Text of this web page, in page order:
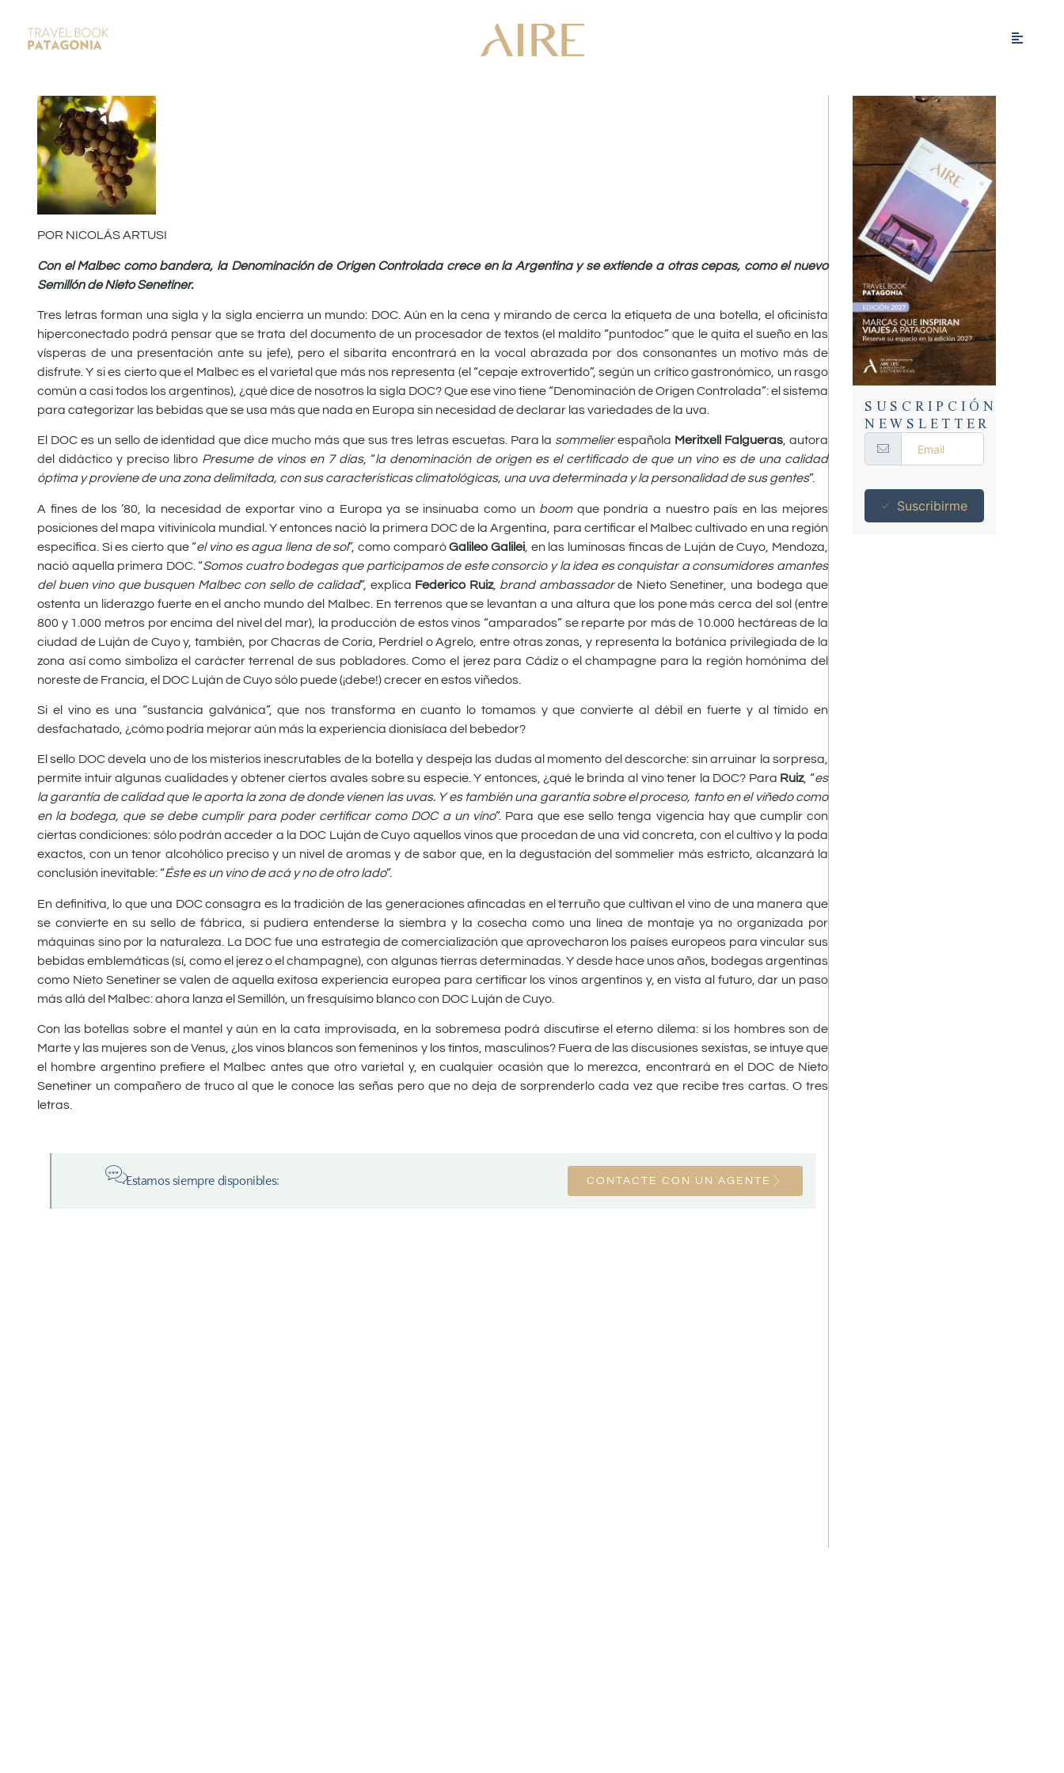
POR NICOLÁS ARTUSI
Con el Malbec como bandera, la Denominación de Origen Controlada crece en la Argentina y se extiende a otras cepas, como el nuevo
Semillón de Nieto Senetiner.
Tres letras forman una sigla y la sigla encierra un mundo: DOC. Aún en la cena y mirando de cerca la etiqueta de una botella, el oficinista
hiperconectado podrá pensar que se trata del documento de un procesador de textos (el maldito “puntodoc” que le quita el sueño en las
vísperas de una presentación ante su jefe), pero el sibarita encontrará en la vocal abrazada por dos consonantes un motivo más de
disfrute. Y si es cierto que el Malbec es el varietal que más nos representa (el “cepaje extrovertido”, según un crítico gastronómico, un rasgo
común a casi todos los argentinos), ¿qué dice de nosotros la sigla DOC? Que ese vino tiene “Denominación de Origen Controlada”: el sistema
para categorizar las bebidas que se usa más que nada en Europa sin necesidad de declarar las variedades de la uva.
El DOC es un sello de identidad que dice mucho más que sus tres letras escuetas. Para la sommelierespañola Meritxell Falgueras, autora
del didáctico y preciso libro Presume de vinos en 7 días, “la denominación de origen es el certificado de que un vino es de una calidad
óptima y proviene de una zona delimitada, con sus características climatológicas, una uva determinada y la personalidad de sus gentes”.
A fines de los ’80, la necesidad de exportar vino a Europa ya se insinuaba como un boomque pondría a nuestro país en las mejores
posiciones del mapa vitivinícola mundial. Y entonces nació la primera DOC de la Argentina, para certificar el Malbec cultivado en una región
específica. Si es cierto que “el vino es agua llena de sol”, como comparóGalileo Galilei , en las luminosas fincas de Luján de Cuyo, Mendoza,
nació aquella primera DOC. “Somos cuatro bodegas que participamos de este consorcio y la idea es conquistar a consumidores amantes
del buen vino que busquen Malbec con sello de calidad”, explica Federico Ruiz, brand ambassadorde Nieto Senetiner, una bodega que
ostenta un liderazgo fuerte en el ancho mundo del Malbec. En terrenos que se levantan a una altura que los pone más cerca del sol (entre
800 y 1.000 metros por encima del nivel del mar), la producción de estos vinos “amparados” se reparte por más de 10.000 hectáreas de la
ciudad de Luján de Cuyo y, también, por Chacras de Coria, Perdriel o Agrelo, entre otras zonas, y representa la botánica privilegiada de la
zona así como simboliza el carácter terrenal de sus pobladores. Como el jerez para Cádiz o el champagne para la región homónima del
noreste de Francia, el DOC Luján de Cuyo sólo puede (¡debe!) crecer en estos viñedos.
Si el vino es una “sustancia galvánica”, que nos transforma en cuanto lo tomamos y que convierte al débil en fuerte y al tímido en
desfachatado, ¿cómo podría mejorar aún más la experiencia dionisíaca del bebedor?
El sello DOC devela uno de los misterios inescrutables de la botella y despeja las dudas al momento del descorche: sin arruinar la sorpresa,
permite intuir algunas cualidades y obtener ciertos avales sobre su especie. Y entonces, ¿qué le brinda al vino tener la DOC? Para Ruiz, “es
la garantía de calidad que le aporta la zona de donde vienen las uvas. Y es también una garantía sobre el proceso, tanto en el viñedo como
en la bodega, que se debe cumplir para poder certificar como DOC a un vino”. Para que ese sello tenga vigencia hay que cumplir con
ciertas condiciones: sólo podrán acceder a la DOC Luján de Cuyo aquellos vinos que procedan de una vid concreta, con el cultivo y la poda
exactos, con un tenor alcohólico preciso y un nivel de aromas y de sabor que, en la degustación del sommelier más estricto, alcanzará la
conclusión inevitable: “Éste es un vino de acá y no de otro lado”.
En definitiva, lo que una DOC consagra es la tradición de las generaciones afincadas en el terruño que cultivan el vino de una manera que
se convierte en su sello de fábrica, si pudiera entenderse la siembra y la cosecha como una línea de montaje ya no organizada por
máquinas sino por la naturaleza. La DOC fue una estrategia de comercialización que aprovecharon los países europeos para vincular sus
bebidas emblemáticas (sí, como el jerez o el champagne), con algunas tierras determinadas. Y desde hace unos años, bodegas argentinas
como Nieto Senetiner se valen de aquella exitosa experiencia europea para certificar los vinos argentinos y, en vista al futuro, dar un paso
más allá del Malbec: ahora lanza el Semillón, un fresquísimo blanco con DOC Luján de Cuyo.
Con las botellas sobre el mantel y aún en la cata improvisada, en la sobremesa podrá discutirse el eterno dilema: si los hombres son de
Marte y las mujeres son de Venus, ¿los vinos blancos son femeninos y los tintos, masculinos? Fuera de las discusiones sexistas, se intuye que
el hombre argentino prefiere el Malbec antes que otro varietal y, en cualquier ocasión que lo merezca, encontrará en el DOC de Nieto
Senetiner un compañero de truco al que le conoce las señas pero que no deja de sorprenderlo cada vez que recibe tres cartas. O tres
letras.
Estamos siempre disponibles: CONTACTE CON UN AGENTE
SUSCRIPCIÓN
NEWSLETTER
Suscribirme